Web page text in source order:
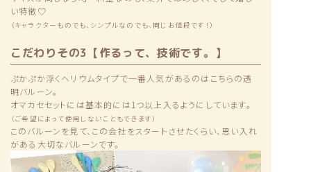
い特徴♡
（キャラクターものでも、シンプルなのでも、同じお値段です！）
こだわりその3【作るって、技術です。】
ぷかぷか浮くヘリウムタイプで一番人気があるのはこちらの透
明バルーン。
オマカセセットには基本的には1つ以上入るようにしています。
（ご希望によって使用しないこともできます）
このバルーンを見て、この会社をスタートさせたくらい、思い入れ
がある大切なバルーンです。